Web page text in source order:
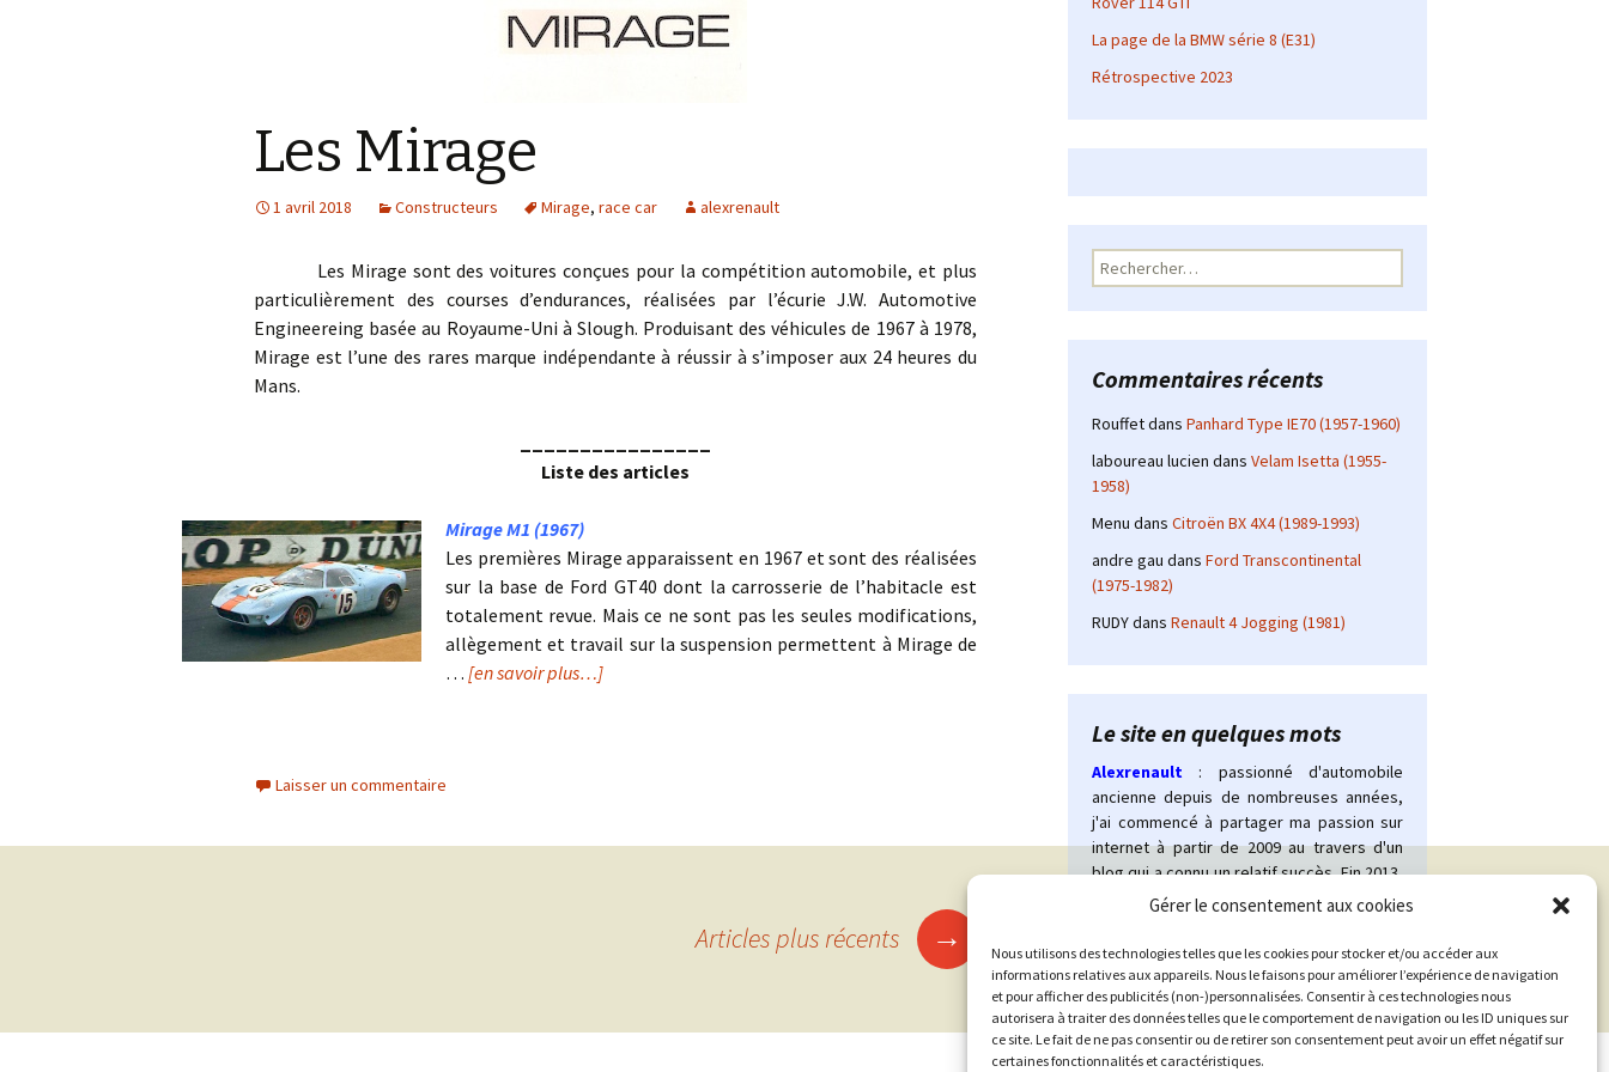
Gérer le consentement aux cookies
Nous utilisons des technologies telles que les cookies pour stocker et/ou accéder aux
informations relatives aux appareils. Nous le faisons pour améliorer l’expérience de navigation
et pour afficher des publicités (non-)personnalisées. Consentir à ces technologies nous
autorisera à traiter des données telles que le comportement de navigation ou les ID uniques sur
ce site. Le fait de ne pas consentir ou de retirer son consentement peut avoir un effet négatif sur
certaines fonctionnalités et caractéristiques.
Les Mirage
1 avril 2018 Constructeurs Mirage, race car alexrenault
Les Mirage sont des voitures conçues pour la compétition automobile, et plus
particulièrement des courses d’endurances, réalisées par l’écurie J.W. Automotive
Engineereing basée au Royaume-Uni à Slough. Produisant des véhicules de 1967 à 1978,
Mirage est l’une des rares marque indépendante à réussir à s’imposer aux 24 heures du
Mans.
Liste des articles
Mirage M1 (1967)
Les premières Mirage apparaissent en 1967 et sont des réalisées
sur la base de Ford GT40 dont la carrosserie de l’habitacle est
totalement revue. Mais ce ne sont pas les seules modifications,
allègement et travail sur la suspension permettent à Mirage de
… [en savoir plus…]
Laisser un commentaire
Articles plus récents →
La page de la BMW série 8 (E31)
Rétrospective 2023
Rechercher :
Commentaires récents
Rouffetdans Panhard Type IE70 (1957-1960)
laboureau lucien dans Velam Isetta (1955-
1958)
Menu dans Citroën BX 4X4 (1989-1993)
andre gau dans Ford Transcontinental
(1975-1982)
RUDYdans Renault 4 Jogging (1981)
Le site en quelques mots
Alexrenault
: passionné d'automobile
ancienne depuis de nombreuses années,
j'ai commencé à partager ma passion sur
internet à partir de 2009 au travers d'un
blog qui a connu un relatif succès. Fin 2013,
je décide de prendre mon autonomie et
l'Automobile Ancienne.
Me contacter :
alex(at)lautomobileancienne.com